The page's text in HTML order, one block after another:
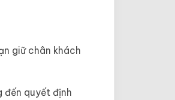
giữ chân khách
đến quyết định